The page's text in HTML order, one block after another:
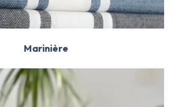
Marinière